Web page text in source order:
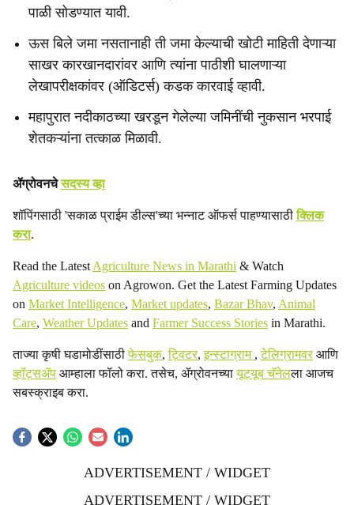
पाळी सोडण्यात यावी.
ऊस बिले जमा नसतानाही ती जमा केल्याची खोटी माहिती देणाऱ्या
साखर कारखानदारांवर आणि त्यांना पाठीशी घालणाऱ्या
लेखापरीक्षकांवर (ऑडिटर्स) कडक कारवाई व्हावी.
महापुरात नदीकाठच्या खरडून गेलेल्या जमिनींची नुकसान भरपाई
शेतकऱ्यांना तत्काळ मिळावी.
ॲग्रोवनचेसदस्य व्हा
शॉपिंगसाठी 'सकाळ प्राईम डील्स'च्या भन्नाट ऑफर्स पाहण्यासाठीक्लिक
करा.
Read the Latest Agriculture News in Marathi & Watch
Agriculture videos on Agrowon. Get the Latest Farming Updates
on Market Intelligence, Market updates, Bazar Bhav, Animal
Care, Weather Updates and Farmer Success Stories in Marathi.
ताज्या कृषी घडामोडींसाठीफेसबुक,ट्विटर,इन्स्टाग्राम ,टेलिग्रामवरआणि
व्हॉट्सॲप आम्हाला फॉलो करा. तसेच, ॲग्रोवनच्यायूट्यूब चॅनेलला आजच
सबस्क्राइब करा.
ADVERTISEMENT / WIDGET
ADVERTISEMENT / WIDGET